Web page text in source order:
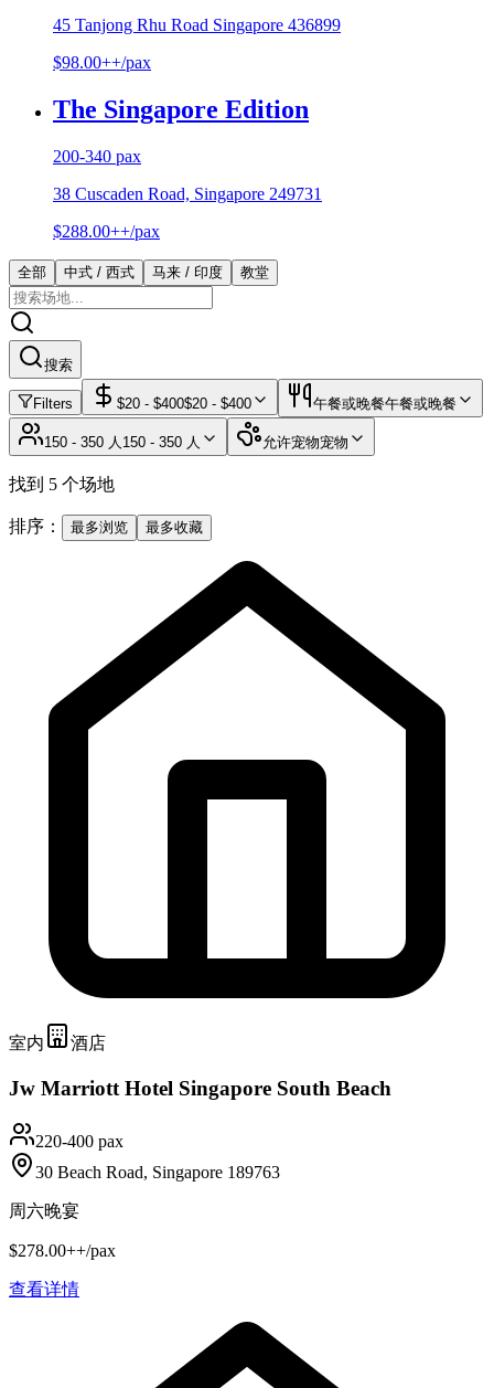
45 Tanjong Rhu Road Singapore 436899
$98.00++/pax
The Singapore Edition
200-340 pax
38 Cuscaden Road, Singapore 249731
$288.00++/pax
全部 中式 / 西式 马来 / 印度 教堂
搜索
Filters $20 - $400$20 - $400 午餐或晚餐午餐或晚餐
150 - 350 人 150 - 350 人 允许宠物宠物
找到 5 个场地
排序： 最多浏览 最多收藏
室内 酒店
Jw Marriott Hotel Singapore South Beach
220-400 pax
30 Beach Road, Singapore 189763
周六晚宴
$278.00++/pax
查看详情